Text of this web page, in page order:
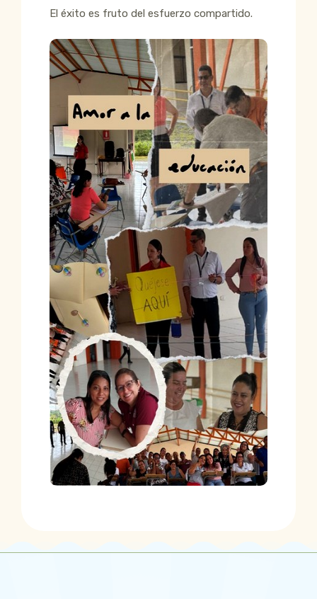
El éxito es fruto del esfuerzo compartido.